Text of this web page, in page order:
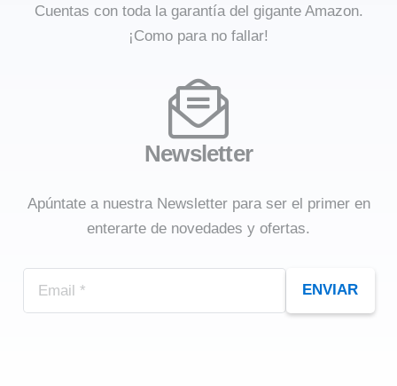
Cuentas con toda la garantía del gigante Amazon.
¡Como para no fallar!
Newsletter
Apúntate a nuestra Newsletter para ser el primer en
enterarte de novedades y ofertas.
ENVIAR